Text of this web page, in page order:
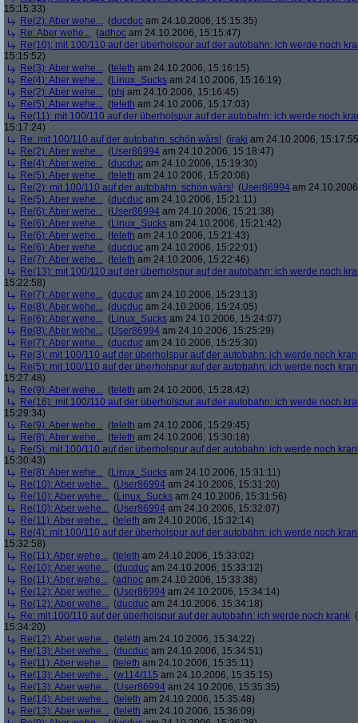
15:15:33)
Re(2): Aber wehe... (ducduc am 24.10.2006, 15:15:35)
Re: Aber wehe... (adhoc am 24.10.2006, 15:15:47)
Re(10): mit 100/110 auf der überholspur auf der autobahn: ich werde noch
15:15:52)
Re(3): Aber wehe... (teleth am 24.10.2006, 15:16:15)
Re(4): Aber wehe... (Linux_Sucks am 24.10.2006, 15:16:19)
Re(2): Aber wehe... (phj am 24.10.2006, 15:16:45)
Re(5): Aber wehe... (teleth am 24.10.2006, 15:17:03)
Re(11): mit 100/110 auf der überholspur auf der autobahn: ich werde noch
15:17:24)
Re: mit 100/110 auf der autobahn: schön wärs! (iraki am 24.10.2006,
Re(2): Aber wehe... (User86994 am 24.10.2006, 15:18:47)
Re(4): Aber wehe... (ducduc am 24.10.2006, 15:19:30)
Re(5): Aber wehe... (teleth am 24.10.2006, 15:20:08)
Re(2): mit 100/110 auf der autobahn: schön wärs! (User86994 am
Re(5): Aber wehe... (ducduc am 24.10.2006, 15:21:11)
Re(6): Aber wehe... (User86994 am 24.10.2006, 15:21:38)
Re(6): Aber wehe... (Linux_Sucks am 24.10.2006, 15:21:42)
Re(6): Aber wehe... (teleth am 24.10.2006, 15:21:43)
Re(6): Aber wehe... (ducduc am 24.10.2006, 15:22:01)
Re(7): Aber wehe... (teleth am 24.10.2006, 15:22:46)
Re(13): mit 100/110 auf der überholspur auf der autobahn: ich werde noch
15:22:58)
Re(7): Aber wehe... (ducduc am 24.10.2006, 15:23:13)
Re(8): Aber wehe... (ducduc am 24.10.2006, 15:24:05)
Re(6): Aber wehe... (Linux_Sucks am 24.10.2006, 15:24:07)
Re(8): Aber wehe... (User86994 am 24.10.2006, 15:25:29)
Re(7): Aber wehe... (ducduc am 24.10.2006, 15:25:30)
Re(3): mit 100/110 auf der überholspur auf der autobahn: ich werde noch
Re(5): mit 100/110 auf der überholspur auf der autobahn: ich werde noch
15:27:48)
Re(9): Aber wehe... (teleth am 24.10.2006, 15:28:42)
Re(16): mit 100/110 auf der überholspur auf der autobahn: ich werde noch
15:29:34)
Re(9): Aber wehe... (teleth am 24.10.2006, 15:29:45)
Re(8): Aber wehe... (teleth am 24.10.2006, 15:30:18)
Re(5): mit 100/110 auf der überholspur auf der autobahn: ich werde noch
15:30:43)
Re(8): Aber wehe... (Linux_Sucks am 24.10.2006, 15:31:11)
Re(10): Aber wehe... (User86994 am 24.10.2006, 15:31:20)
Re(10): Aber wehe... (Linux_Sucks am 24.10.2006, 15:31:56)
Re(10): Aber wehe... (User86994 am 24.10.2006, 15:32:07)
Re(11): Aber wehe... (teleth am 24.10.2006, 15:32:14)
Re(4): mit 100/110 auf der überholspur auf der autobahn: ich werde noch
15:32:58)
Re(11): Aber wehe... (teleth am 24.10.2006, 15:33:02)
Re(10): Aber wehe... (ducduc am 24.10.2006, 15:33:12)
Re(11): Aber wehe... (adhoc am 24.10.2006, 15:33:38)
Re(12): Aber wehe... (User86994 am 24.10.2006, 15:34:14)
Re(12): Aber wehe... (ducduc am 24.10.2006, 15:34:18)
Re: mit 100/110 auf der überholspur auf der autobahn: ich werde noch krank (
15:34:20)
Re(12): Aber wehe... (teleth am 24.10.2006, 15:34:22)
Re(13): Aber wehe... (ducduc am 24.10.2006, 15:34:51)
Re(11): Aber wehe... (teleth am 24.10.2006, 15:35:11)
Re(13): Aber wehe... (w114/115 am 24.10.2006, 15:35:15)
Re(13): Aber wehe... (User86994 am 24.10.2006, 15:35:35)
Re(14): Aber wehe... (teleth am 24.10.2006, 15:35:48)
Re(13): Aber wehe... (teleth am 24.10.2006, 15:36:09)